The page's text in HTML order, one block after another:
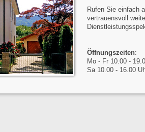
Rufen Sie einfach
vertrauensvoll
Öffnungszeiten:
Mo - Fr 10.00 -
Sa 10.00 - 16.00